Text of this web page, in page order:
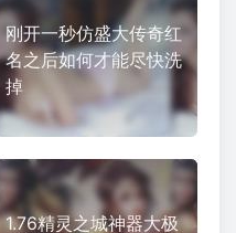
刚开一秒仿盛大传奇红
名之后如何才能尽快洗
掉
1.76精灵之城神器大极